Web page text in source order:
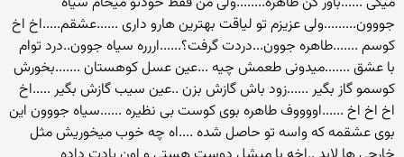
جووون.........ولی عزیزم تو لیاقت بهترین هارو داری ......عشقم.....اخ اخ
کوسم .......طاهره جوون...دردت گرفت؟......اررره سیاه جوون..درد توام
با عشق .......میدونی طعمش چیه ...عین عسل کوهستان .......بخورش
کوسمو گاز بگیر ......زود باش گازش بزن ..عین سیب گازش بگیر .....اخ
اخ اخ اخ ......اووووف طاهره بوی کوست بی نظیره ......سیاه جووون این
بوی عشقمه که واسه تو حاصل شده ....اه چه خوب میخوریش مثل